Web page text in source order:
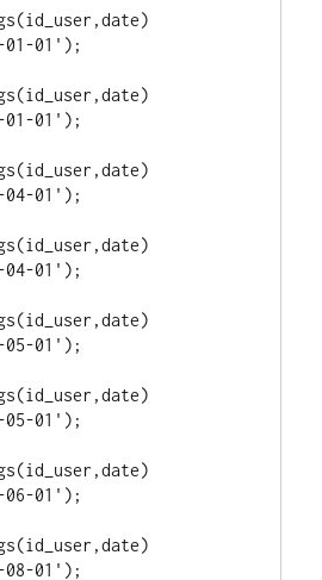
01-01');
01-01');
04-01');
04-01');
05-01');
05-01');
06-01');
08-01');